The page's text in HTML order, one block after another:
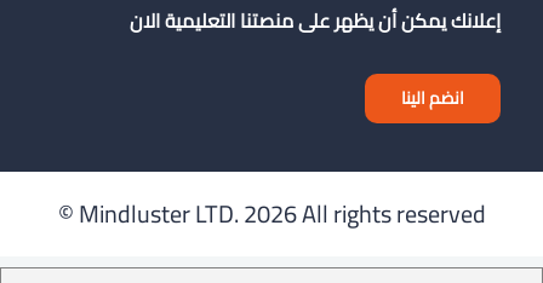
إعلانك يمكن أن يظهر على منصتنا التعليمية الان
انضم الينا
Mindluster LTD.2026 All rights reserved ©